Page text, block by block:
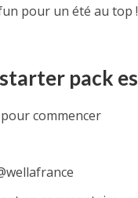
pour un été au top
pack
commencer